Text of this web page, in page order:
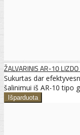
ŽALVARINIS AR-10
Sukurtas dar
šalinimui iš AR-10 tipo